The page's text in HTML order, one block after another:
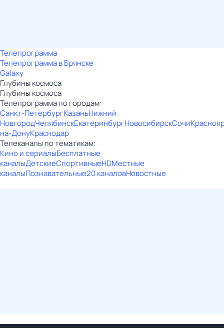
Телепрограмма
Телепрограмма в Брянске
Galaxy
Глубины космоса
Глубины космоса
Телепрограмма по городам:
Санкт-ПетербургКазаньНижний
НовгородЧелябинскЕкатеринбургНовосибирскСочи
на-ДонуКраснодар
Телеканалы по тематикам:
Кино и сериалыБесплатные
каналыДетскиеСпортивныеHDМестные
каналыПознавательные20 каналовНовостные